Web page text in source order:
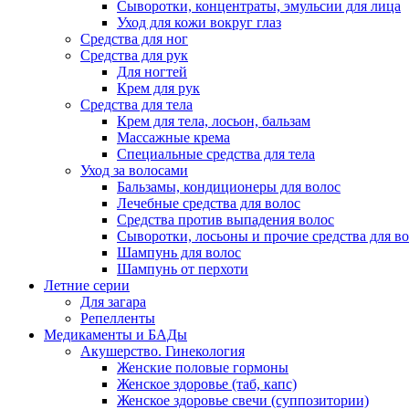
Сыворотки, концентраты, эмульсии для лица
Уход для кожи вокруг глаз
Средства для ног
Средства для рук
Для ногтей
Крем для рук
Средства для тела
Крем для тела, лосьон, бальзам
Массажные крема
Специальные средства для тела
Уход за волосами
Бальзамы, кондиционеры для волос
Лечебные средства для волос
Средства против выпадения волос
Сыворотки, лосьоны и прочие средства для
Шампунь для волос
Шампунь от перхоти
Летние серии
Для загара
Репелленты
Медикаменты и БАДы
Акушерство. Гинекология
Женские половые гормоны
Женское здоровье (таб, капс)
Женское здоровье свечи (суппозитории)